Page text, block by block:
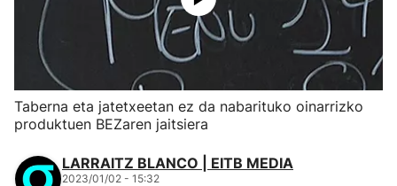
Taberna eta jatetxeetan ez da nabarituko oinarrizko
produktuen BEZaren jaitsiera
LARRAITZ BLANCO | EITB MEDIA
2023/01/02 - 15:32